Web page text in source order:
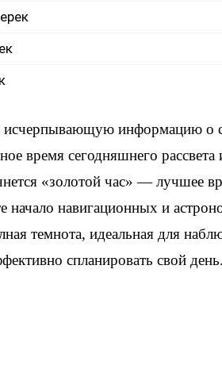
исчерпывающую информацию о
время сегодняшнего
«золотой час» — лучшее
начало навигационных и
темнота, идеальная для
спланировать свой день.